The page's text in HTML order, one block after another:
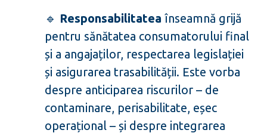
🔹 Responsabilitatea înseamnă grijă
pentru sănătatea consumatorului final
și a angajaților, respectarea legislației
și asigurarea trasabilității. Este vorba
despre anticiparea riscurilor – de
contaminare, perisabilitate, eșec
operațional – și despre integrarea